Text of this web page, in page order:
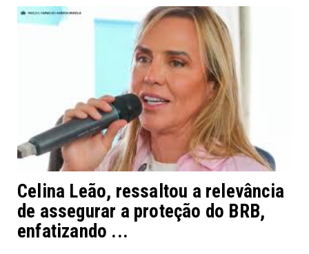
Celina Leão, ressaltou a relevância
de assegurar a proteção do BRB,
enfatizando ...